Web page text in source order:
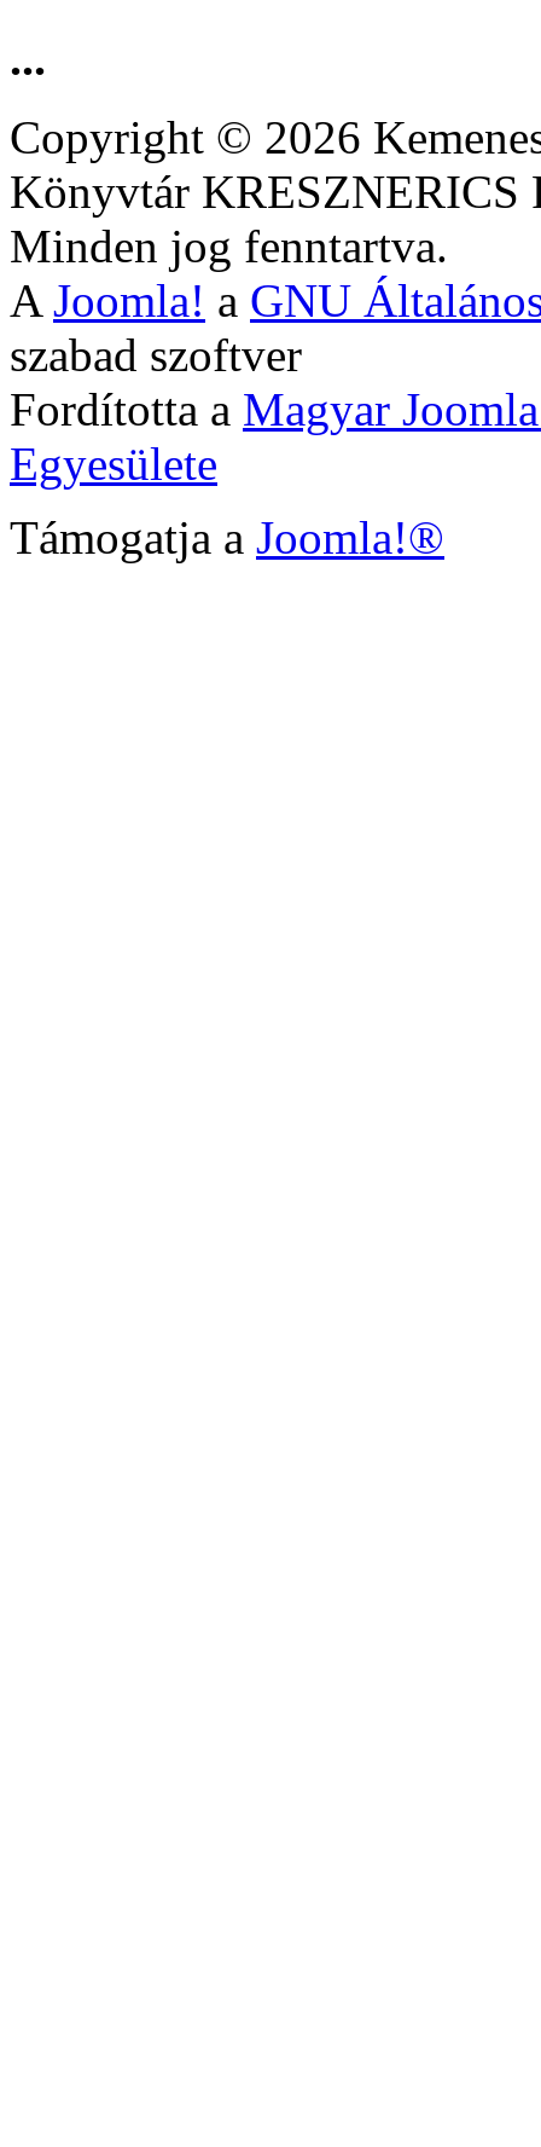
...
Copyright © 2026
Könyvtár
Minden jog fenntartva.
A Joomla! a GNU
szabad szoftver
Fordította a Magyar
Egyesülete
Támogatja a Joomla!®